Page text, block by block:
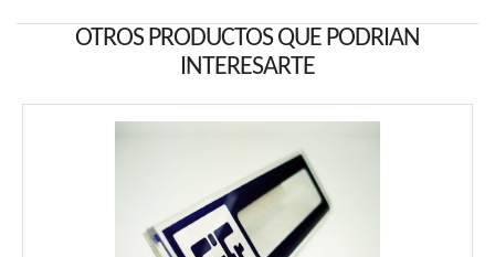
OTROS PRODUCTOS QUE PODRIAN
INTERESARTE